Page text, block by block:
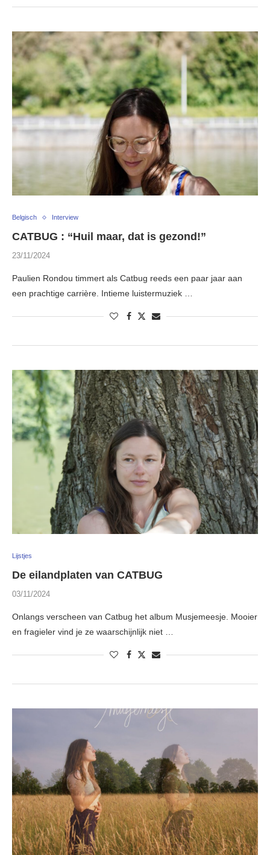
Belgisch Interview
CATBUG : “Huil maar, dat is gezond!”
23/11/2024
Paulien Rondou timmert als Catbug reeds een paar jaar aan
een prachtige carrière. Intieme luistermuziek …
Lijstjes
De eilandplaten van CATBUG
03/11/2024
Onlangs verscheen van Catbug het album Musjemeesje. Mooier
en fragieler vind je ze waarschijnlijk niet …